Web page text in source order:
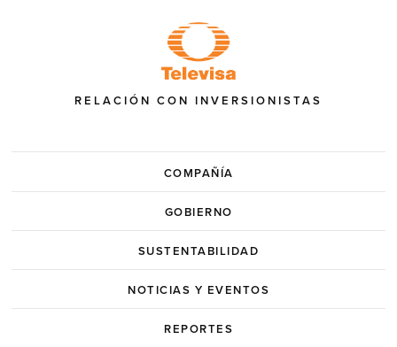
RELACIÓN CON INVERSIONISTAS
COMPAÑÍA
GOBIERNO
SUSTENTABILIDAD
NOTICIAS Y EVENTOS
REPORTES